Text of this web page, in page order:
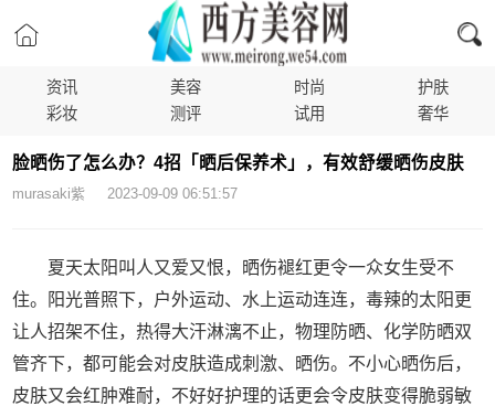
资讯 美容 时尚
护肤
彩妆
测评 试用 奢华
脸晒伤了怎么办？4招「晒后保养术」，有效舒缓晒伤皮肤
murasaki紫 2023-09-09 06:51:57
夏天太阳叫人又爱又恨，晒伤褪红更令一众女生受不
住。阳光普照下，户外运动、水上运动连连，毒辣的太阳更
让人招架不住，热得大汗淋漓不止，物理防晒、化学防晒双
管齐下，都可能会对皮肤造成刺激、晒伤。不小心晒伤后，
皮肤又会红肿难耐，不好好护理的话更会令皮肤变得脆弱敏